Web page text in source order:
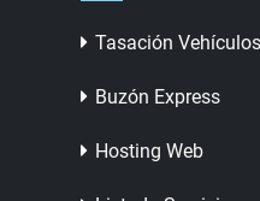
Tasación Vehículos
Buzón Express
Hosting Web